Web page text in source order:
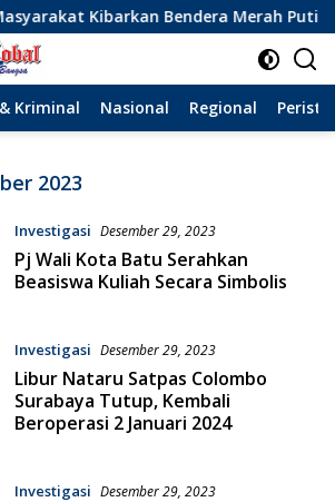
Kibarkan Bendera Merah Putih
Kriminal Nasional Regional
2023
Investigasi Desember 29, 2023
Pj Wali Kota Batu Serahkan
Beasiswa Kuliah Secara Simbolis
Investigasi Desember 29, 2023
Libur Nataru Satpas Colombo
Surabaya Tutup, Kembali
Beroperasi 2 Januari 2024
Investigasi Desember 29, 2023